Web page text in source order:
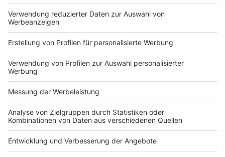
Abwicklungsregime auf alle Banken und Sparkassen
auszuweiten”, betont der BVR-Vorstand. Lesen Sie
dazu demnächst im Betriebs-Berater auch die Erste
Seite vonPaul(BB 21).
Gabriele Bourgon
, Ressortleiterin Bilanzrecht und
Betriebswirtschaft
BB 2023, 937
Artikel BB - Betriebswirtschaft